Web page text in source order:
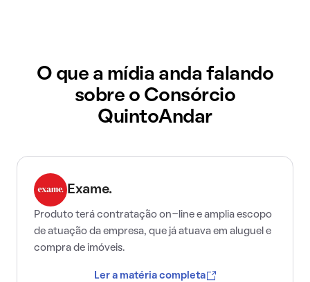
O que a mídia anda falando
sobre o Consórcio
QuintoAndar
Exame.
Produto terá contratação on-line e amplia escopo
de atuação da empresa, que já atuava em aluguel e
compra de imóveis.
Ler a matéria completa